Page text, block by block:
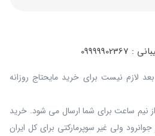
لازم نیست برای خرید مایحتاج روزانه
نیم ساعت برای شما ارسال می شود. خرید
ولی غیر سوپرمارکتی برای کل ایران